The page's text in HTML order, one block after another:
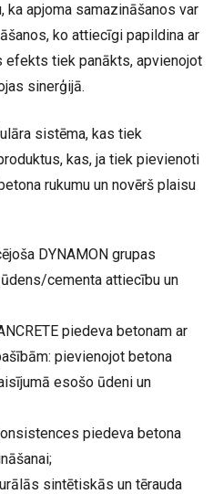
apjoma samazināšanos var
ko attiecīgi papildina ar
efekts tiek panākts, apvienojot
sinerģijā.
sistēma, kas tiek
kas, ja tiek pievienoti
rukumu un novērš plaisu
DYNAMON grupas
cementa attiecību un
piedeva betonam ar
pievienojot betona
esošo ūdeni un
piedeva betona
sintētiskās un tērauda